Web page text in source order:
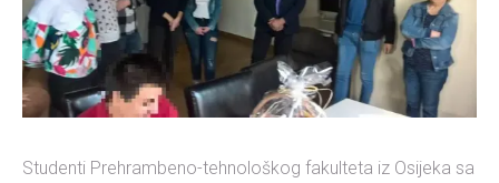
Studenti Prehrambeno-tehnološkog fakulteta iz Osijeka sa